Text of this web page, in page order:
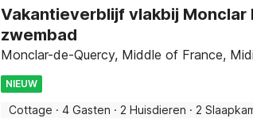
Vakantieverblijf vlakbij Monclar
zwembad
Monclar-de-Quercy, Middle of France,
NIEUW
Cottage · 4 Gasten · 2 Huisdieren · 2